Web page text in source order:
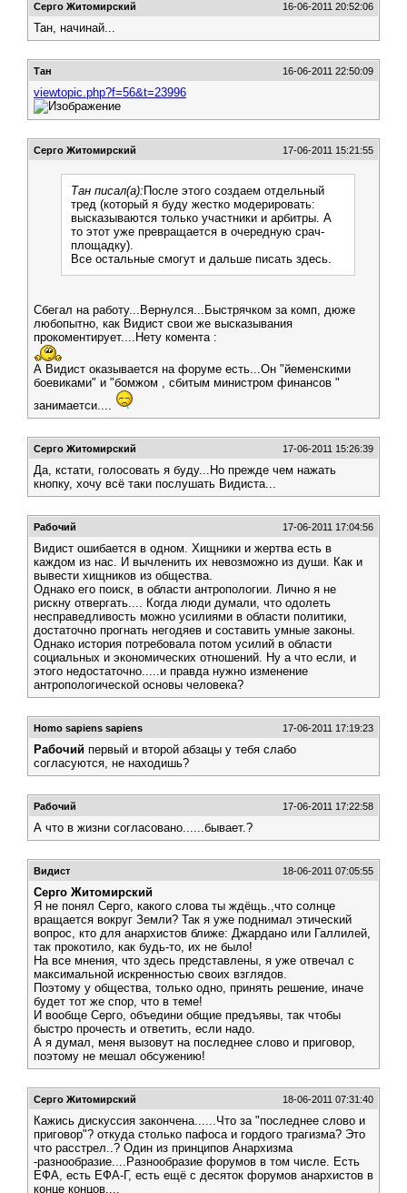
Серго Житомирский 16-06-2011 20:52:06
Тан, начинай...
Тан 16-06-2011 22:50:09
viewtopic.php?f=56&t=23996
Серго Житомирский 17-06-2011 15:21:55
Тан писал(а): После этого создаем отдельный
тред (который я буду жестко модерировать:
высказываются только участники и арбитры. А
то этот уже превращается в очередную срач-
площадку).
Все остальные смогут и дальше писать здесь.
Сбегал на работу...Вернулся...Быстрячком за комп, дюже
любопытно, как Видист свои же высказывания
прокоментирует....Нету комента :
А Видист оказывается на форуме есть...Он "йеменскими
боевиками" и "бомжом , сбитым министром финансов "
занимаетси....
Серго Житомирский 17-06-2011 15:26:39
Да, кстати, голосовать я буду...Но прежде чем нажать
кнопку, хочу всё таки послушать Видиста...
Рабочий 17-06-2011 17:04:56
Видист ошибается в одном. Хищники и жертва есть в
каждом из нас. И вычленить их невозможно из души. Как и
вывести хищников из общества.
Однако его поиск, в области антропологии. Лично я не
рискну отвергать.... Когда люди думали, что одолеть
несправедливость можно усилиями в области политики,
достаточно прогнать негодяев и составить умные законы.
Однако история потребовала потом усилий в области
социальных и экономических отношений. Ну а что если, и
этого недостаточно.....и правда нужно изменение
антропологической основы человека?
Homo sapiens sapiens 17-06-2011 17:19:23
Рабочий первый и второй абзацы у тебя слабо
согласуются, не находишь?
Рабочий 17-06-2011 17:22:58
А что в жизни согласовано......бывает.?
Видист 18-06-2011 07:05:55
Серго Житомирский
Я не понял Серго, какого слова ты ждёщь.,что солнце
вращается вокруг Земли? Так я уже поднимал этический
вопрос, кто для анархистов ближе: Джардано или Галлилей,
так прокотило, как будь-то, их не было!
На все мнения, что здесь представлены, я уже отвечал с
максимальной искренностью своих взглядов.
Поэтому у общества, только одно, принять решение, иначе
будет тот же спор, что в теме!
И вообще Серго, объедини общие предъявы, так чтобы
быстро прочесть и ответить, если надо.
А я думал, меня вызовут на последнее слово и приговор,
поэтому не мешал обсужению!
Серго Житомирский 18-06-2011 07:31:40
Кажись дискуссия закончена......Что за "последнее слово и
приговор"? откуда столько пафоса и гордого трагизма? Это
что расстрел..? Один из принципов Анархизма
-разнообразие....Разнообразие форумов в том числе. Есть
ЕФА, есть ЕФА-Г, есть ещё с десяток форумов анархистов в
конце концов....